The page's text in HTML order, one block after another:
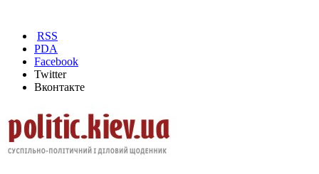
RSS
PDA
Facebook
Twitter
Вконтакте